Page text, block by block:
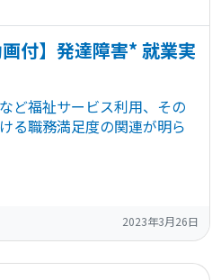
画付】発達障害* 就業実
ど福祉サービス利用、その
る職務満足度の関連が明ら
2023年3月26日